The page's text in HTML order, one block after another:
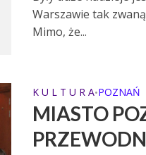
Warszawie tak
Mimo, że...
K U L T U R A•POZNAŃ
MIASTO